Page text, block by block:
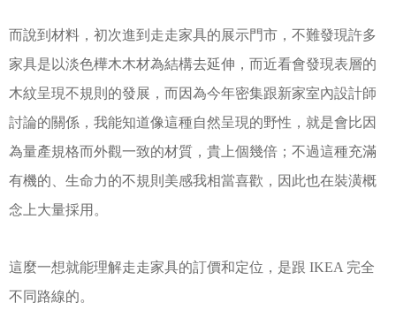
而說到材料，初次進到走走家具的展示門市，不難發現許多
家具是以淡色樺木木材為結構去延伸，而近看會發現表層的
木紋呈現不規則的發展，而因為今年密集跟新家室內設計師
討論的關係，我能知道像這種自然呈現的野性，就是會比因
為量產規格而外觀一致的材質，貴上個幾倍；不過這種充滿
有機的、生命力的不規則美感我相當喜歡，因此也在裝潢概
念上大量採用。
這麼一想就能理解走走家具的訂價和定位，是跟 IKEA 完全
不同路線的。